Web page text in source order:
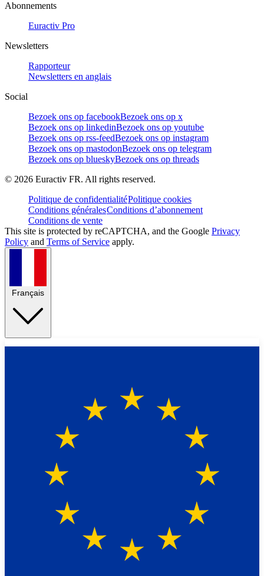
Abonnements
Euractiv Pro
Newsletters
Rapporteur
Newsletters en anglais
Social
Bezoek ons op facebookBezoek ons op x
Bezoek ons op linkedinBezoek ons op youtube
Bezoek ons op rss-feedBezoek ons op instagram
Bezoek ons op mastodonBezoek ons op telegram
Bezoek ons op blueskyBezoek ons op threads
© 2026 Euractiv FR. All rights reserved.
Politique de confidentialitéPolitique cookies
Conditions généralesConditions d’abonnement
Conditions de vente
This site is protected by reCAPTCHA, and the Google Privacy
Policy and Terms of Service apply.
Français